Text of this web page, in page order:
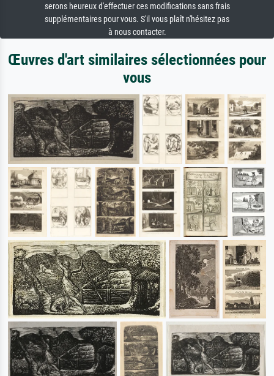
serons heureux d'effectuer ces modifications sans frais
supplémentaires pour vous. S'il vous plaît n'hésitez pas
à nous contacter.
Œuvres d'art similaires sélectionnées pour
vous